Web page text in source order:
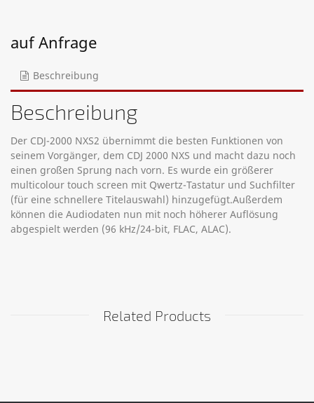
auf Anfrage
Beschreibung
Beschreibung
Der CDJ-2000 NXS2 übernimmt die besten Funktionen von
seinem Vorgänger, dem CDJ 2000 NXS und macht dazu noch
einen großen Sprung nach vorn. Es wurde ein größerer
multicolour touch screen mit Qwertz-Tastatur und Suchfilter
(für eine schnellere Titelauswahl) hinzugefügt.Außerdem
können die Audiodaten nun mit noch höherer Auflösung
abgespielt werden (96 kHz/24-bit, FLAC, ALAC).
Related Products